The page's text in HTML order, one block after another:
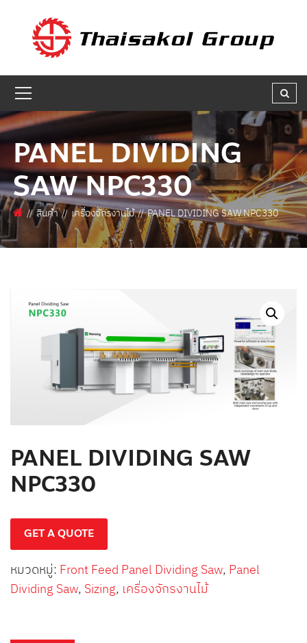
GET A QUOTE
ชื่อบริษัท :
เบอร์ติดต่อกลับ * :
อีเมล * :
สินค้าที่สนใจ :
หมวดสินค้าที่สนใจ :
PANEL DIVIDING
SAW NPC330
สินค้า เครื่องจักรงานไม้ PANEL DIVIDING SAW NPC330
PANEL DIVIDING SAW
NPC330
GET A QUOTE
หมวดหมู่: Front Feed Panel Dividing Saw, Panel
Dividing Saw, Sizing, เครื่องจักรงานไม้